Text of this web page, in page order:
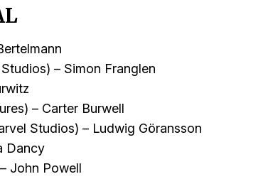
– Simon Franglen
– Carter Burwell
Studios) – Ludwig Göransson
Dancy
John Powell